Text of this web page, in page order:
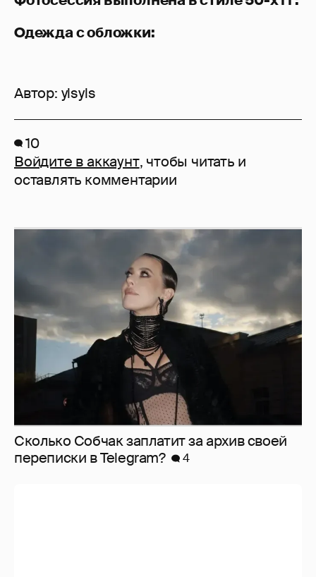
Одежда с обложки:
Автор: ylsyls
10
Войдите в аккаунт, чтобы читать и
оставлять комментарии
Сколько Собчак заплатит за архив своей
перeписки в Telegram?
4